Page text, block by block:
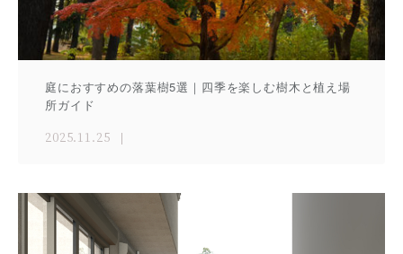
庭におすすめの落葉樹5選｜四季を楽しむ樹木と植え場
所ガイド
2025.11.25